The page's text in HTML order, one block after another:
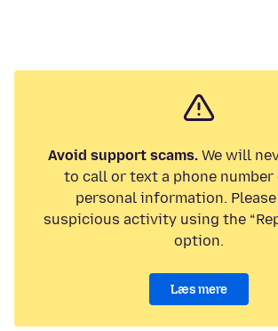
Avoid support scams.We will
to call or text a phone number
personal information.
suspicious activity using the
option.
Læs mere